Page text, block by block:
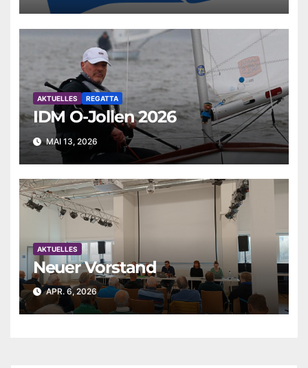
AKTUELLES REGATTA
IDM O-Jollen 2026
MAI 13, 2026
AKTUELLES
Neuer Vorstand
APR. 6, 2026